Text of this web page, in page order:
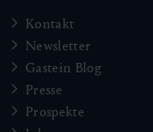
Kontakt
Newsletter
Gastein Blog
Presse
Prospekte